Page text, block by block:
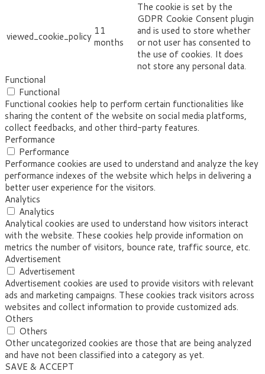
viewed_cookie_policy 11
months
The cookie is set by the
GDPR Cookie Consent plugin
and is used to store whether
or not user has consented to
the use of cookies. It does
not store any personal data.
Functional
Functional
Functional cookies help to perform certain functionalities like
sharing the content of the website on social media platforms,
collect feedbacks, and other third-party features.
Performance
Performance
Performance cookies are used to understand and analyze the key
performance indexes of the website which helps in delivering a
better user experience for the visitors.
Analytics
Analytics
Analytical cookies are used to understand how visitors interact
with the website. These cookies help provide information on
metrics the number of visitors, bounce rate, traffic source, etc.
Advertisement
Advertisement
Advertisement cookies are used to provide visitors with relevant
ads and marketing campaigns. These cookies track visitors across
websites and collect information to provide customized ads.
Others
Others
Other uncategorized cookies are those that are being analyzed
and have not been classified into a category as yet.
SAVE & ACCEPT